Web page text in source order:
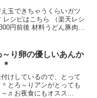
玉できちゃうくらいガツ
レシピはこちら （楽天レシ
円前後 材料うどん豚肉こ
～り卵の優しいあんか
けしているので、とって
とろ～りアンがとっても
♬お夜食にもオスス